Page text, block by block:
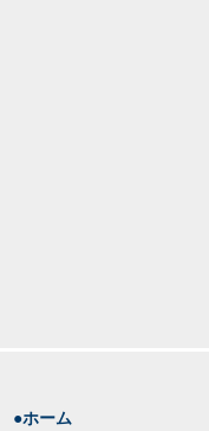
●ホーム